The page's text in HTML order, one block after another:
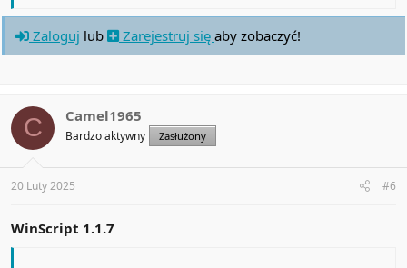
BitDefender
Snappy Driver Installer
create with WinScript can modify system settings. Rest assured,
WinScript is safe, transparent, and open-source.
Zaloguj lub Zarejestruj się aby zobaczyć!
C Camel1965
Bardzo aktywny Zasłużony
20 Luty 2025 #6
WinScript 1.1.7